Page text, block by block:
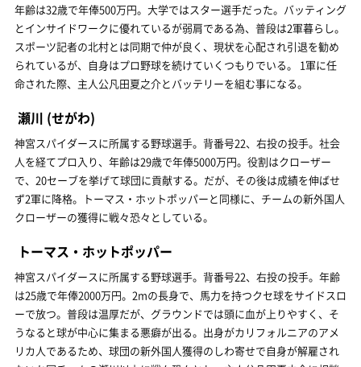
年齢は32歳で年俸500万円。大学ではスター選手だった。バッティング
とインサイドワークに優れているが弱肩である為、普段は2軍暮らし。
スポーツ記者の北村とは同期で仲が良く、現状を心配され引退を勧め
られているが、自身はプロ野球を続けていくつもりでいる。 1軍に任
命された際、主人公凡田夏之介とバッテリーを組む事になる。
瀬川 (せがわ)
神宮スパイダースに所属する野球選手。背番号22、右投の投手。社会
人を経てプロ入り、年齢は29歳で年俸5000万円。役割はクローザー
で、20セーブを挙げて球団に貢献する。だが、その後は成績を伸ばせ
ず2軍に降格。トーマス・ホットポッパーと同様に、チームの新外国人
クローザーの獲得に戦々恐々としている。
トーマス・ホットポッパー
神宮スパイダースに所属する野球選手。背番号22、右投の投手。年齢
は25歳で年俸2000万円。2mの長身で、馬力を持つクセ球をサイドスロ
ーで放つ。普段は温厚だが、グラウンドでは頭に血が上りやすく、そ
うなると球が中心に集まる悪癖が出る。出身がカリフォルニアのアメ
リカ人であるため、球団の新外国人獲得のしわ寄せで自身が解雇され